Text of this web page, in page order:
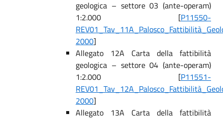
geologica – settore 03 (ante-operam)
1:2.000 [P11550-
2000]
Allegato 12A Carta della fattibilità
geologica – settore 04 (ante-operam)
1:2.000 [P11551-
2000]
Allegato 13A Carta della fattibilità